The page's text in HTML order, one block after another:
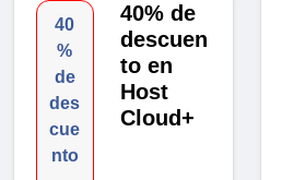
40
%
de
des
cue
nto
40% de
descuen
to en
Host
Cloud+